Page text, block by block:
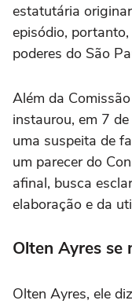
estatutária
episódio,
poderes do São
Além da
instaurou, em 7
uma suspeita de
um parecer do
afinal, busca
elaboração e da
Olten Ayres se
Olten Ayres, ele